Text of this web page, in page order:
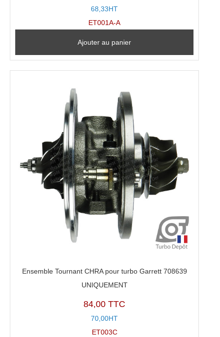
68,33HT
ET001A-A
Ajouter au panier
Ensemble Tournant CHRA pour turbo Garrett 708639
UNIQUEMENT
84,00 TTC
70,00HT
ET003C